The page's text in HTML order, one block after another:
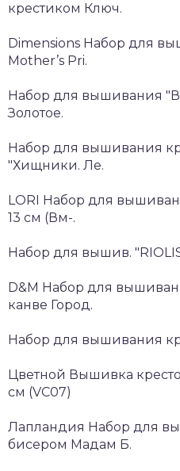
крестиком Ключ.
Dimensions Набор для
Mother’s Pri.
Набор для вышивания
Золотое.
Набор для вышивания
"Хищники. Ле.
LORI Набор для
13 см (Вм-.
Набор для вышив.
D&M Набор для
канве Город.
Набор для вышивания
Цветной Вышивка
см (VC07)
Лапландия Набор для
бисером Мадам Б.